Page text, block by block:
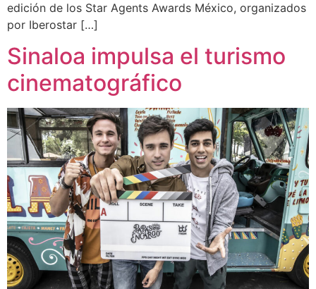
edición de los Star Agents Awards México, organizados
por Iberostar […]
Sinaloa impulsa el turismo
cinematográfico